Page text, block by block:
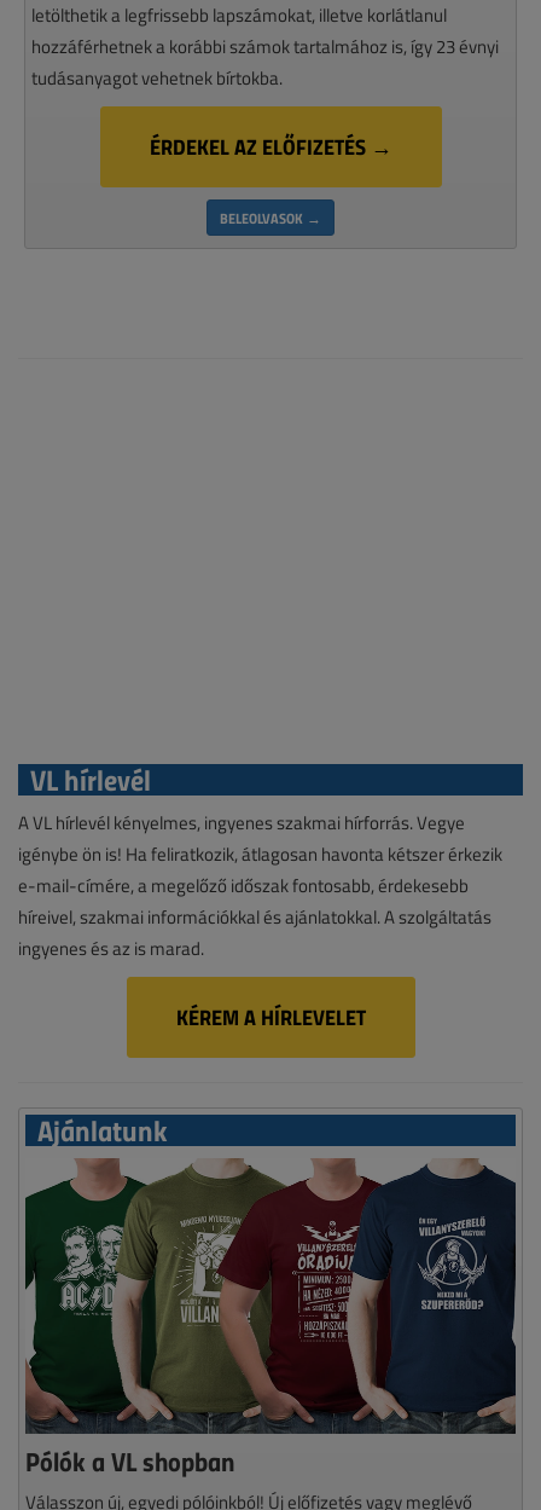
letölthetik a legfrissebb lapszámokat, illetve korlátlanul
hozzáférhetnek a korábbi számok tartalmához is, így 23 évnyi
tudásanyagot vehetnek bírtokba.
ÉRDEKEL AZ ELŐFIZETÉS →
BELEOLVASOK →
VL hírlevél
A VL hírlevél kényelmes, ingyenes szakmai hírforrás. Vegye
igénybe ön is! Ha feliratkozik, átlagosan havonta kétszer érkezik
e-mail-címére, a megelőző időszak fontosabb, érdekesebb
híreivel, szakmai információkkal és ajánlatokkal. A szolgáltatás
ingyenes és az is marad.
KÉREM A HÍRLEVELET
Ajánlatunk
Pólók a VL shopban
Válasszon új, egyedi pólóinkból! Új előfizetés vagy meglévő